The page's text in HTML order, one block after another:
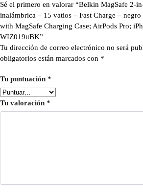
Sé el primero en valorar “Belkin MagSafe 2-
inalámbrica – 15 vatios – Fast Charge –
with MagSafe Charging Case; AirPods Pro;
WIZ019ttBK”
Tu dirección de correo electrónico no será
obligatorios están marcados con *
Tu puntuación *
Tu valoración *